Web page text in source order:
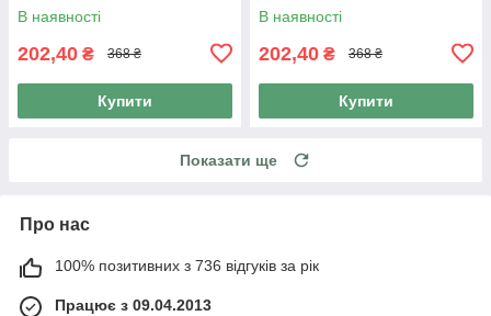
В наявності
202,40 ₴ 368 ₴
Купити
В наявності
202,40 ₴ 368 ₴
Купити
Показати ще
Про нас
100% позитивних з 736 відгуків за рік
Працює з 09.04.2013